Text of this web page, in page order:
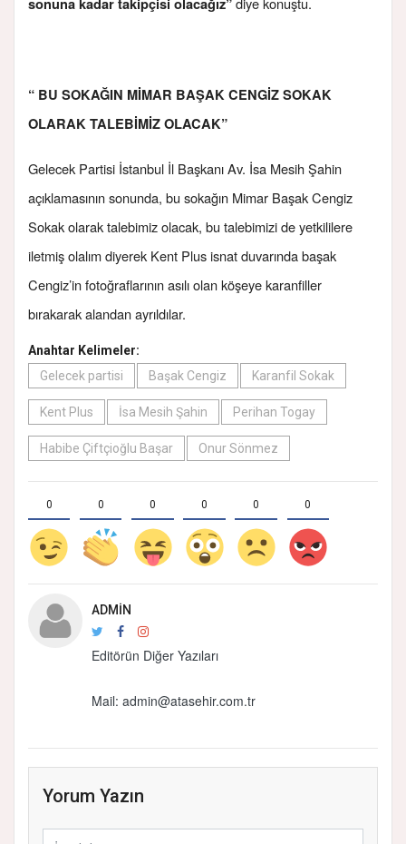
sonuna kadar takipçisi olacağız”
“ BU SOKAĞIN MİMAR BAŞAK CENGİZ SOKAK
OLARAK TALEBİMİZ OLACAK”
Gelecek Partisi İstanbul İl Başkanı Av. İsa Mesih Şahin
açıklamasının sonunda, bu sokağın Mimar Başak Cengiz
Sokak olarak talebimiz olacak, bu talebimizi de yetkililere
iletmiş olalım diyerek Kent Plus isnat duvarında başak
Cengiz’in fotoğraflarının asılı olan köşeye karanfiller
bırakarak alandan ayrıldılar.
Anahtar Kelimeler:
Gelecek partisi
Başak Cengiz Karanfil Sokak
Kent Plus İsa Mesih Şahin Perihan Togay
Habibe Çiftçioğlu Başar Onur Sönmez
0 0 0 0 0 0
ADMIN
Editörün Diğer Yazıları
Mail: admin@atasehir.com.tr
Yorum Yazın